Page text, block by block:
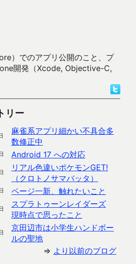
）でのアプリ公開のこと、プ
開発（Xcode, Objective-C,
リー
麻雀系アプリ細かい不具合多
数修正中
Android 17 への対応
リアル色違いポケモンGET!
（クロトノサマバッタ）
ページ一新、触れたいこと
スプラトゥーンレイダーズ
現時点で思ったこと
京田辺市は小学生ハンドボー
ルの聖地
⇒ より以前のブログ